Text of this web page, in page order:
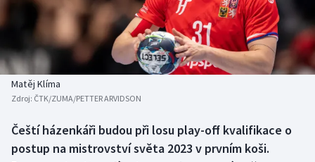
Basketbal
Biatlon
Boby a skeleton
Box
Historické návraty
Aplikace ČT sport
AZ kvíz
Matěj Klíma
Zdroj: ČTK/ZUMA/PETTER ARVIDSON
Čeští házenkáři budou při losu play-off kvalifikace o
postup na mistrovství světa 2023 v prvním koši.